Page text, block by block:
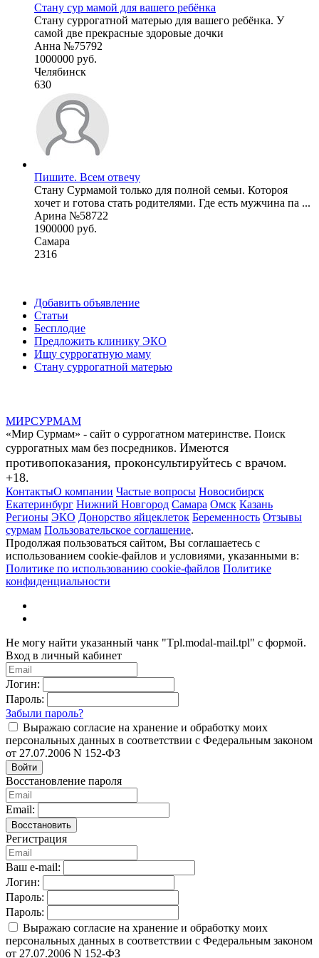
Стану сур мамой для вашего ребёнка
Стану суррогатной матерью для вашего ребёнка. У
самой две прекрасные здоровые дочки
Анна №75792
1000000 руб.
Челябинск
630
Пишите. Всем отвечу
Стану Сурмамой только для полной семьи. Котороя
хочет и готова стать родителями. Где есть мужчина па ...
Арина №58722
1900000 руб.
Самара
2316
Добавить объявление
Статьи
Бесплодие
Предложить клинику ЭКО
Ищу суррогатную маму
Стану суррогатной матерью
МИРСУРМАМ
«Мир Сурмам» - сайт о суррогатном материнстве. Поиск
суррогатных мам без посредников. Имеются
противопоказания, проконсультируйтесь с врачом.
+18.
КонтактыО компании Частые вопросы Новосибирск
Екатеринбург Нижний Новгород Самара Омск Казань
Регионы ЭКО Донорство яйцеклеток Беременность Отзывы
сурмам Пользовательское соглашение.
Продолжая пользоваться сайтом, Вы соглашаетесь с
использованием cookie-файлов и условиями, указанными в:
Политике по использованию cookie-файлов Политике
конфиденциальности
Не могу найти указанный чанк "Tpl.modal-mail.tpl" с формой.
Вход в личный кабинет
Логин:
Пароль:
Забыли пароль?
Выражаю согласие на хранение и обработку моих
персональных данных в соответствии с Федеральным законом
от 27.07.2006 N 152-ФЗ
Войти
Восстановление пароля
Email:
Восстановить
Регистрация
Ваш e-mail:
Логин:
Пароль:
Пароль:
Выражаю согласие на хранение и обработку моих
персональных данных в соответствии с Федеральным законом
от 27.07.2006 N 152-ФЗ